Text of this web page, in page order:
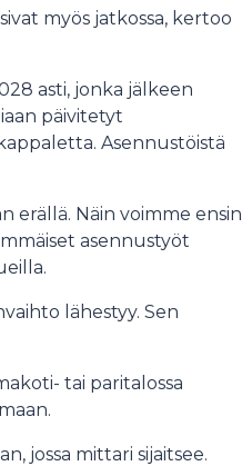
myös jatkossa, kertoo
asti, jonka jälkeen
päivitetyt
Asennustöistä
erällä. Näin voimme ensin
asennustyöt
lähestyy. Sen
tai paritalossa
jossa mittari sijaitsee.